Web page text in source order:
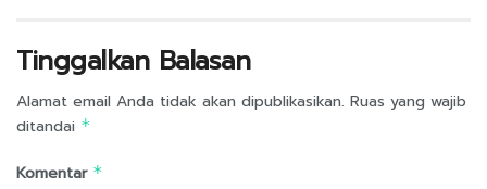
Tinggalkan Balasan
Alamat email Anda tidak akan dipublikasikan. Ruas yang wajib
ditandai *
Komentar *